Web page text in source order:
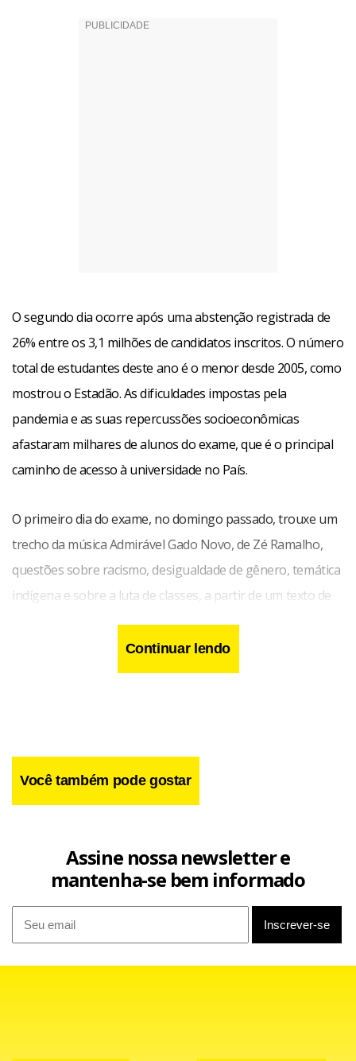
O segundo dia ocorre após uma abstenção registrada de
26% entre os 3,1 milhões de candidatos inscritos. O número
total de estudantes deste ano é o menor desde 2005, como
mostrou o Estadão. As dificuldades impostas pela
pandemia e as suas repercussões socioeconômicas
afastaram milhares de alunos do exame, que é o principal
caminho de acesso à universidade no País.
O primeiro dia do exame, no domingo passado, trouxe um
trecho da música Admirável Gado Novo, de Zé Ramalho,
questões sobre racismo, desigualdade de gênero, temática
indígena e sobre a luta de classes, a partir de um texto de
Friedrich Engels, coautor do Manifesto Comunista, com
Karl Marx. Incluiu, ainda, um item com a música Sinhá, de
Chico Buarque, além de trechos de outros cantores
Continuar lendo
Você também pode gostar
Assine nossa newsletter e
mantenha-se bem informado